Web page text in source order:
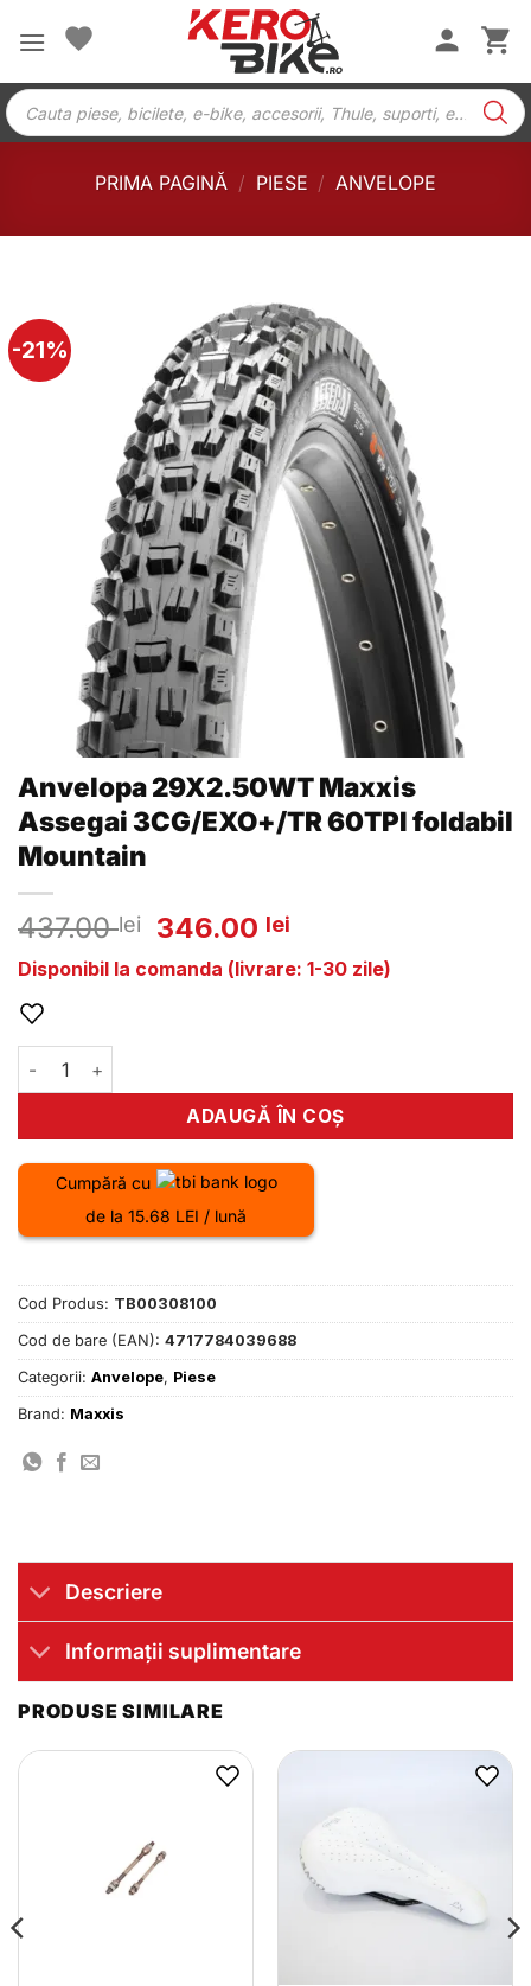
Products
search
PRIMA PAGINĂ / PIESE / ANVELOPE
-21%
Anvelopa 29X2.50WT Maxxis
Assegai 3CG/EXO+/TR 60TPI foldabil
Mountain
437.00lei
Prețul
inițial
a
346.00 lei
curent
este:
Disponibil la comanda (livrare: 1-30 zile)
Cantitate Anvelopa 29X2.50WT Maxxis Assegai 3CG/
ADAUGĂ ÎN COȘ
Cumpără cu
de la 15.68 LEI / lună
Cod Produs: TB00308100
Cod de bare (EAN): 4717784039688
Categorii: Anvelope, Piese
Brand: Maxxis
Descriere
Informații suplimentare
PRODUSE SIMILARE